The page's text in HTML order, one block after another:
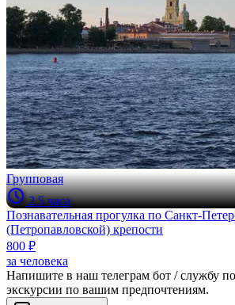
Групповая
2.5 часа
Познавательная прогулка по Санкт-
(Петропавловской) крепости
800 ₽
за человека
Напишите в наш телеграм бот / службу
экскурсии по вашим предпочтениям.